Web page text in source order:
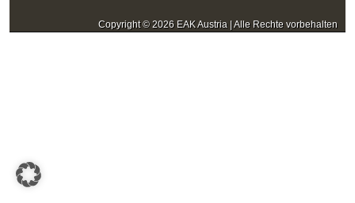
Copyright © 2026 EAK Austria | Alle Rechte vorbehalten